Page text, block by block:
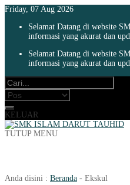
Friday, 07 Aug 2026
Selamat Datang di website
informasi yang akurat dan
Selamat Datang di website
informasi yang akurat dan
KELUAR
TUTUP MENU
Anda disini : Beranda - Ekskul